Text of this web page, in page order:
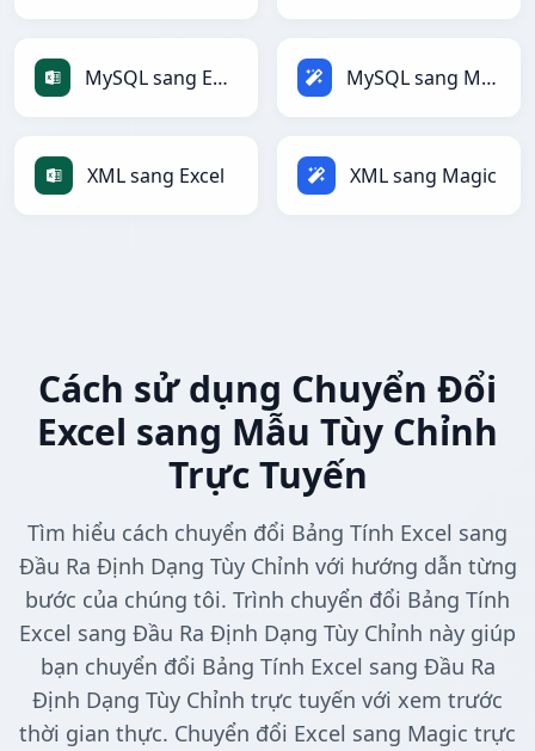
MySQL sang Excel MySQL sang Magic
XML sang Excel XML sang Magic
Cách sử dụng Chuyển Đổi
Excel sang Mẫu Tùy Chỉnh
Trực Tuyến
Tìm hiểu cách chuyển đổi Bảng Tính Excel sang
Đầu Ra Định Dạng Tùy Chỉnh với hướng dẫn từng
bước của chúng tôi. Trình chuyển đổi Bảng Tính
Excel sang Đầu Ra Định Dạng Tùy Chỉnh này giúp
bạn chuyển đổi Bảng Tính Excel sang Đầu Ra
Định Dạng Tùy Chỉnh trực tuyến với xem trước
thời gian thực. Chuyển đổi Excel sang Magic trực